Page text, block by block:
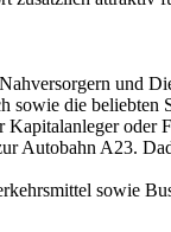
und
die beliebten
oder
Autobahn A23.
sowie